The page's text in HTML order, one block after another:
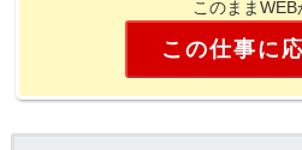
このままWEB
この仕事に